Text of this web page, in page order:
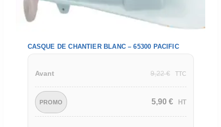
CASQUE DE CHANTIER BLANC – 65300 PACIFIC
Avant 9,22€ TTC
PROMO 5,90 € HT